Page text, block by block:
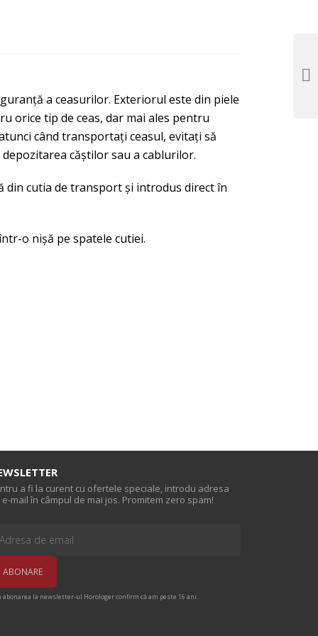
a ceasurilor. Exteriorul este din piele
orice tip de ceas, dar mai ales pentru
când transportați ceasul, evitați să
căștilor sau a cablurilor.
din cutia de transport și introdus direct în
o nișă pe spatele cutiei.
a fi la curent cu ofertele speciale, introdu adresa
mail în câmpul de mai jos. Promitem zero spam!
abonarea la newsletter-ul Horologer confirm că am peste 16 ani.